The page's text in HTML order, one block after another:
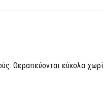
Θεραπεύονται εύκολα